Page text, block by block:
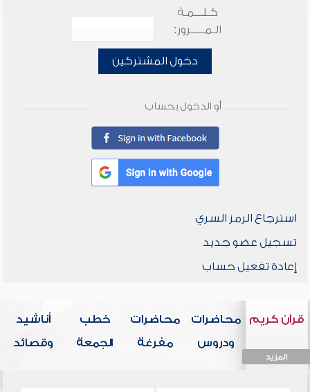
كـلـــمـة
الـمـــــرور:
دخول المشتركين
أو الدخول بحساب
استرجاع الرمز السري
تسجيل عضو جديد
إعادة تفعيل حساب
قرآن كريم
المزيد
محاضرات
ودروس
محاضرات
مفرغة
خطب
الجمعة
أناشيد
وقصائد